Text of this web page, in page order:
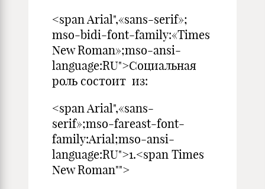
<span Arial",«sans-serif»;
mso-bidi-font-family:«Times
New Roman»;mso-ansi-
language:RU">Социальная
роль состоит из:
<span Arial",«sans-
serif»;mso-fareast-font-
family:Arial;mso-ansi-
language:RU">1.<span Times
New Roman"">